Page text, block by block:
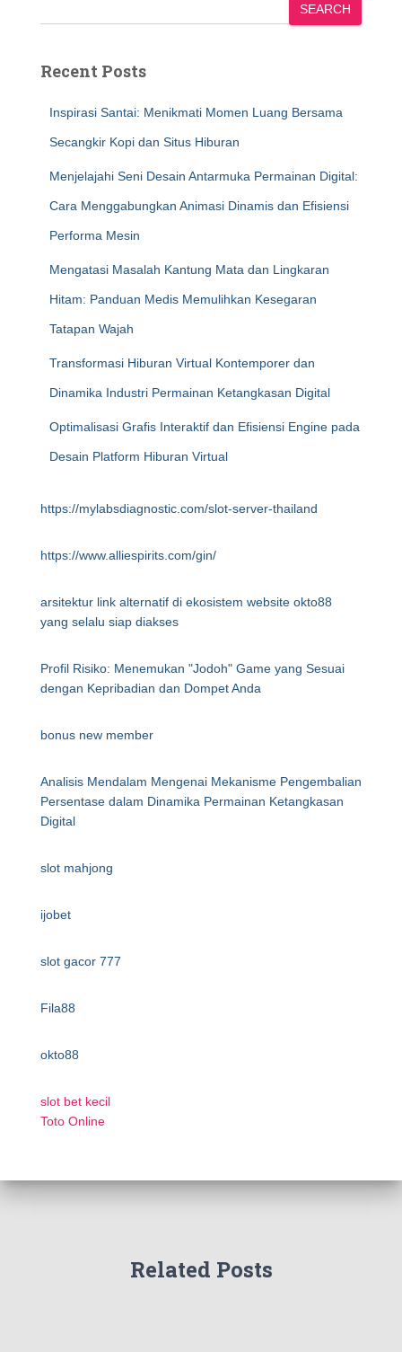
SEARCH
Recent Posts
Inspirasi Santai: Menikmati Momen Luang Bersama
Secangkir Kopi dan Situs Hiburan
Menjelajahi Seni Desain Antarmuka Permainan Digital:
Cara Menggabungkan Animasi Dinamis dan Efisiensi
Performa Mesin
Mengatasi Masalah Kantung Mata dan Lingkaran
Hitam: Panduan Medis Memulihkan Kesegaran
Tatapan Wajah
Transformasi Hiburan Virtual Kontemporer dan
Dinamika Industri Permainan Ketangkasan Digital
Optimalisasi Grafis Interaktif dan Efisiensi Engine pada
Desain Platform Hiburan Virtual
https://mylabsdiagnostic.com/slot-server-thailand
https://www.alliespirits.com/gin/
arsitektur link alternatif di ekosistem website okto88
yang selalu siap diakses
Profil Risiko: Menemukan "Jodoh" Game yang Sesuai
dengan Kepribadian dan Dompet Anda
bonus new member
Analisis Mendalam Mengenai Mekanisme Pengembalian
Persentase dalam Dinamika Permainan Ketangkasan
Digital
slot mahjong
ijobet
slot gacor 777
Fila88
okto88
slot bet kecil
Toto Online
Related Posts